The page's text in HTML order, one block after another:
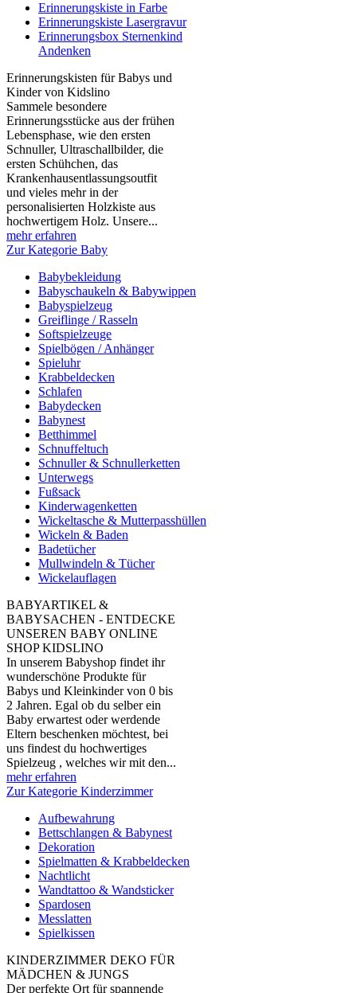
Erinnerungskiste in Farbe
Erinnerungskiste Lasergravur
Erinnerungsbox Sternenkind
Andenken
Erinnerungskisten für Babys und
Kinder von Kidslino
Sammele besondere
Erinnerungsstücke aus der frühen
Lebensphase, wie den ersten
Schnuller, Ultraschallbilder, die
ersten Schühchen, das
Krankenhausentlassungsoutfit
und vieles mehr in der
personalisierten Holzkiste aus
hochwertigem Holz. Unsere...
mehr erfahren
Zur Kategorie Baby
Babybekleidung
Babyschaukeln & Babywippen
Babyspielzeug
Greiflinge / Rasseln
Softspielzeuge
Spielbögen / Anhänger
Spieluhr
Krabbeldecken
Schlafen
Babydecken
Babynest
Betthimmel
Schnuffeltuch
Schnuller & Schnullerketten
Unterwegs
Fußsack
Kinderwagenketten
Wickeltasche & Mutterpasshüllen
Wickeln & Baden
Badetücher
Mullwindeln & Tücher
Wickelauflagen
BABYARTIKEL &
BABYSACHEN - ENTDECKE
UNSEREN BABY ONLINE
SHOP KIDSLINO
In unserem Babyshop findet ihr
wunderschöne Produkte für
Babys und Kleinkinder von 0 bis
2 Jahren. Egal ob du selber ein
Baby erwartest oder werdende
Eltern beschenken möchtest, bei
uns findest du hochwertiges
Spielzeug , welches wir mit den...
mehr erfahren
Zur Kategorie Kinderzimmer
Aufbewahrung
Bettschlangen & Babynest
Dekoration
Spielmatten & Krabbeldecken
Nachtlicht
Wandtattoo & Wandsticker
Spardosen
Messlatten
Spielkissen
KINDERZIMMER DEKO FÜR
MÄDCHEN & JUNGS
Der perfekte Ort für spannende